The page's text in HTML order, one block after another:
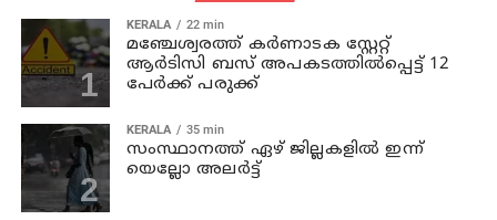
KERALA 22 min
മഞ്ചേശ്വരത്ത് കര്‍ണാടക സ്റ്റേറ്റ്
ആര്‍ടിസി ബസ് അപകടത്തില്‍പ്പെട്ട് 12
പേര്‍ക്ക് പരുക്ക്
KERALA 35 min
സംസ്ഥാനത്ത് ഏഴ് ജില്ലകളില്‍ ഇന്ന്
യെല്ലോ അലര്‍ട്ട്